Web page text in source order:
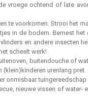
vroege ochtend of late
te voorkomen. Strooi het
in de bodem. Bemest
en andere insecten
scheelt werk!
buitendouche of
urenlang pret.
onmisbaar
nieuwe vissen of water-